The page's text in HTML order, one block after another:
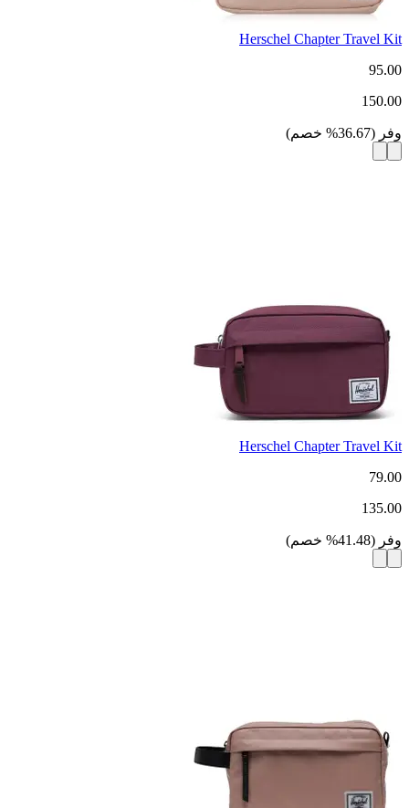
Herschel Chapter Travel Kit
95.00
150.00
وفر (
36.67
% خصم)
Herschel Chapter Travel Kit
79.00
135.00
وفر (
41.48
% خصم)